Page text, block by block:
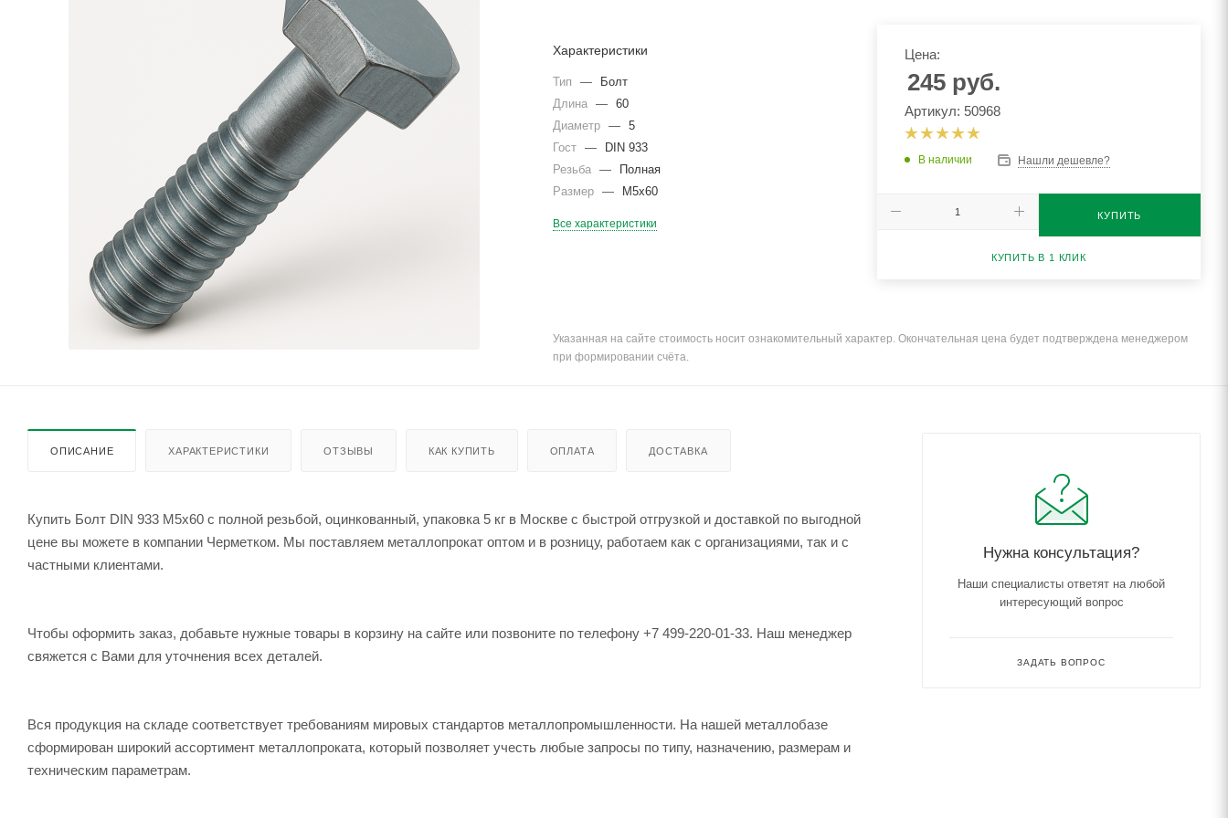
Характеристики
Тип —
Болт
Длина
—
60
Диаметр
—
5
Гост
—
DIN 933
Резьба
—
Полная
Размер
— М5х60
Все характеристики
Цена:
245руб.
Артикул: 50968
В наличии Нашли дешевле?
КУПИТЬ
КУПИТЬ В 1 КЛИК
Указанная на сайте стоимость носит ознакомительный характер. Окончательная цена будет подтверждена менеджером
при формировании счёта.
ОПИСАНИЕ ХАРАКТЕРИСТИКИ ОТЗЫВЫ КАК КУПИТЬ ОПЛАТА ДОСТАВКА
Купить Болт DIN 933 М5х60 с полной резьбой, оцинкованный, упаковка 5 кг в Москве с быстрой отгрузкой и доставкой по выгодной
цене вы можете в компании Черметком. Мы поставляем металлопрокат оптом и в розницу, работаем как с организациями, так и с
частными клиентами.
Чтобы оформить заказ, добавьте нужные товары в корзину на сайте или позвоните по телефону +7 499-220-01-33. Наш менеджер
свяжется с Вами для уточнения всех деталей.
Вся продукция на складе соответствует требованиям мировых стандартов металлопромышленности. На нашей металлобазе
сформирован широкий ассортимент металлопроката, который позволяет учесть любые запросы по типу, назначению, размерам и
техническим параметрам.
Нужна консультация?
Наши специалисты ответят на любой
интересующий вопрос
ЗАДАТЬ ВОПРОС